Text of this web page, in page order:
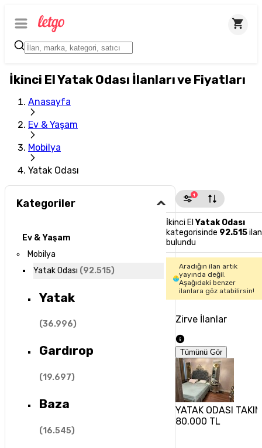
İkinci El Yatak Odası İlanları ve Fiyatları
Anasayfa
Ev & Yaşam
Mobilya
Yatak Odası
Kategoriler
Ev & Yaşam
Mobilya
Yatak Odası (92.515)
Yatak
(36.996)
Gardırop
(19.697)
Baza
(16.545)
1
İkinci ElYatak Odası
kategorisinde 92.515ilan
bulundu
Aradığın ilan artık
yayında değil.
Aşağıdaki benzer
ilanlara göz atabilirsin!
Zirve İlanlar
Tümünü Gör
YATAK ODASI
80.000 TL